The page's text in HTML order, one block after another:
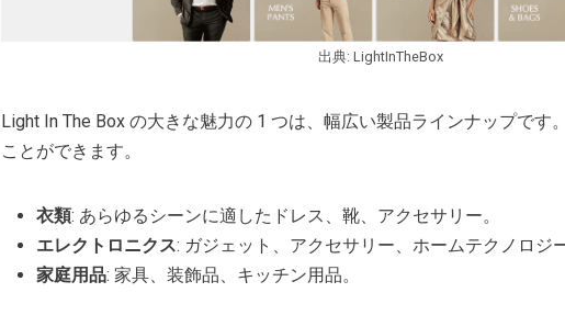
出典: LightInTheBox
Light In The Box の大きな魅力の 1 つは、幅広い製品ラインナップです
ことができます。
衣類: あらゆるシーンに適したドレス、靴、アクセサリー。
エレクトロニクス: ガジェット、アクセサリー、ホームテクノロジー
家庭用品: 家具、装飾品、キッチン用品。